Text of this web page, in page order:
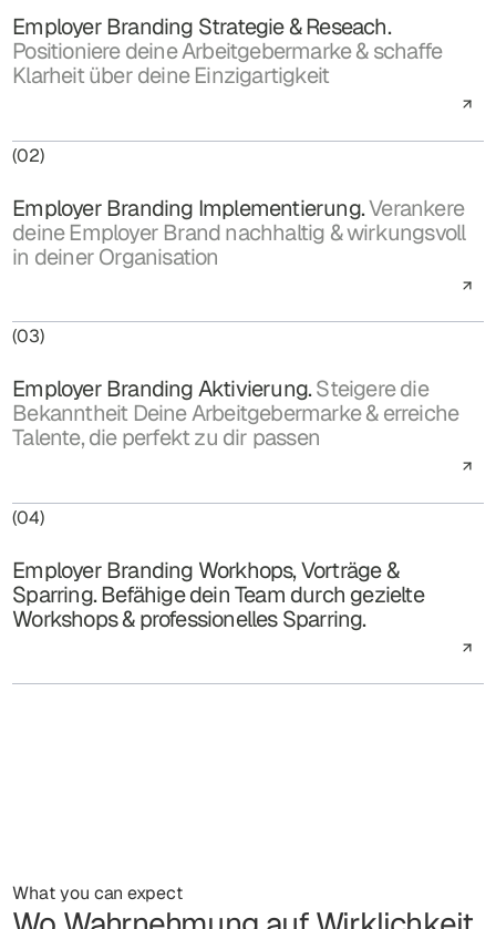
Employer Branding Strategie & Reseach.
Positioniere deine Arbeitgebermarke & schaffe
Klarheit über deine Einzigartigkeit
(02)
Employer Branding Implementierung.Verankere
deine Employer Brand nachhaltig & wirkungsvoll
in deiner Organisation
(03)
Employer Branding Aktivierung.Steigere die
Bekanntheit Deine Arbeitgebermarke & erreiche
Talente, die perfekt zu dir passen
(04)
Employer Branding Workhops, Vorträge &
Sparring. Befähige dein Team durch gezielte
Workshops & professionelles Sparring.
What you can expect